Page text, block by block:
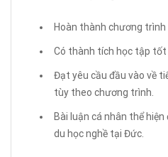
Hoàn thành chương trình
Có thành tích học tập tốt
Đạt yêu cầu đầu vào về
tùy theo chương trình.
Bài luận cá nhân thể
du học nghề tại Đức.